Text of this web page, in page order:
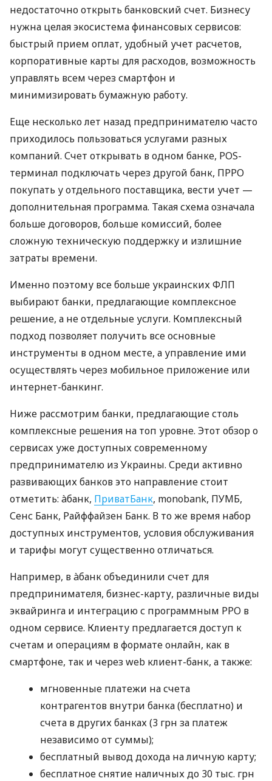
недостаточно открыть банковский счет. Бизнесу
нужна целая экосистема финансовых сервисов:
быстрый прием оплат, удобный учет расчетов,
корпоративные карты для расходов, возможность
управлять всем через смартфон и
минимизировать бумажную работу.
Еще несколько лет назад предпринимателю часто
приходилось пользоваться услугами разных
компаний. Счет открывать в одном банке, POS-
терминал подключать через другой банк, ПРРО
покупать у отдельного поставщика, вести учет —
дополнительная программа. Такая схема означала
больше договоров, больше комиссий, более
сложную техническую поддержку и излишние
затраты времени.
Именно поэтому все больше украинских ФЛП
выбирают банки, предлагающие комплексное
решение, а не отдельные услуги. Комплексный
подход позволяет получить все основные
инструменты в одном месте, а управление ими
осуществлять через мобильное приложение или
интернет-банкинг.
Ниже рассмотрим банки, предлагающие столь
комплексные решения на топ уровне. Этот обзор о
сервисах уже доступных современному
предпринимателю из Украины. Среди активно
развивающих банков это направление стоит
отметить: àбанк, ПриватБанк, monobank, ПУМБ,
Сенс Банк, Райффайзен Банк. В то же время набор
доступных инструментов, условия обслуживания
и тарифы могут существенно отличаться.
Например, в àбанк объединили счет для
предпринимателя, бизнес-карту, различные виды
эквайринга и интеграцию с программным РРО в
одном сервисе. Клиенту предлагается доступ к
счетам и операциям в формате онлайн, как в
смартфоне, так и через web клиент-банк, а также:
мгновенные платежи на счета
контрагентов внутри банка (бесплатно) и
счета в других банках (3 грн за платеж
независимо от суммы);
бесплатный вывод дохода на личную карту;
бесплатное снятие наличных до 30 тыс. грн